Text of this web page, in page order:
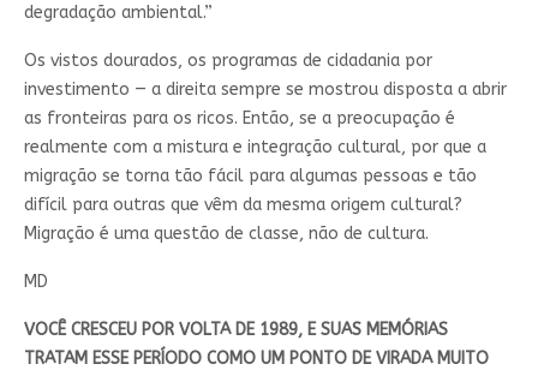
degradação ambiental.”
Os vistos dourados, os programas de cidadania por
investimento — a direita sempre se mostrou disposta a abrir
as fronteiras para os ricos. Então, se a preocupação é
realmente com a mistura e integração cultural, por que a
migração se torna tão fácil para algumas pessoas e tão
difícil para outras que vêm da mesma origem cultural?
Migração é uma questão de classe, não de cultura.
MD
VOCÊ CRESCEU POR VOLTA DE 1989, E SUAS MEMÓRIAS
TRATAM ESSE PERÍODO COMO UM PONTO DE VIRADA MUITO